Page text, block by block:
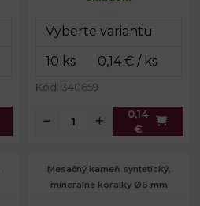
Kód: 340659
0,14
€
Mesačný kameň syntetický,
minerálne korálky Ø6 mm